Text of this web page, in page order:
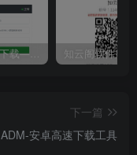
百度网盘高速下载——解析站点汇总
下一篇
ADM-安卓高速下载工具